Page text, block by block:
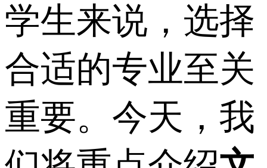
学生来说，选择
合适的专业至关
重要。今天，我